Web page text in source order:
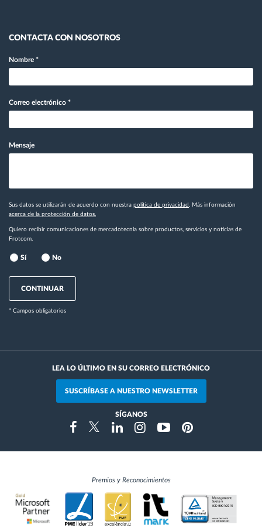
CONTACTA CON NOSOTROS
Nombre *
Correo electrónico *
Mensaje
Sus datos se utilizarán de acuerdo con nuestra política de privacidad . Más información
acerca de la protección de datos.
Quiero recibir comunicaciones de mercadotecnia sobre productos, servicios y noticias de
Frotcom.
Sí No
CONTINUAR
* Campos obligatorios
LEA LO ÚLTIMO EN SU CORREO ELECTRÓNICO
SUSCRÍBASE A NUESTRO NEWSLETTER
SÍGANOS
FacebookTwitterLinkedinInstragramYoutubePinterest
Premios y Reconocimientos